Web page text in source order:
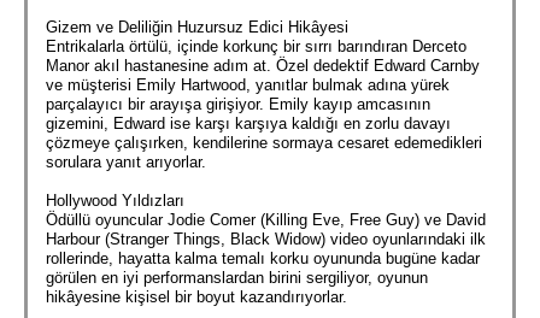
Gizem ve Deliliğin Huzursuz Edici Hikâyesi
Entrikalarla örtülü, içinde korkunç bir sırrı barındıran Derceto
Manor akıl hastanesine adım at. Özel dedektif Edward Carnby
ve müşterisi Emily Hartwood, yanıtlar bulmak adına yürek
parçalayıcı bir arayışa girişiyor. Emily kayıp amcasının
gizemini, Edward ise karşı karşıya kaldığı en zorlu davayı
çözmeye çalışırken, kendilerine sormaya cesaret edemedikleri
sorulara yanıt arıyorlar.
Hollywood Yıldızları
Ödüllü oyuncular Jodie Comer (Killing Eve, Free Guy) ve David
Harbour (Stranger Things, Black Widow) video oyunlarındaki ilk
rollerinde, hayatta kalma temalı korku oyununda bugüne kadar
görülen en iyi performanslardan birini sergiliyor, oyunun
hikâyesine kişisel bir boyut kazandırıyorlar.